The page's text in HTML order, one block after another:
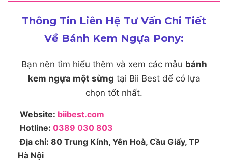
Thông Tin Liên Hệ Tư Vấn Chi Tiết
Về Bánh Kem Ngựa Pony:
Bạn nên tìm hiểu thêm và xem các mẫu bánh
kem ngựa một sừng tại Bii Best để có lựa
chọn tốt nhất.
Website: biibest.com
Hotline: 0389 030 803
Địa chỉ: 80 Trung Kính, Yên Hoà, Cầu Giấy, TP
Hà Nội